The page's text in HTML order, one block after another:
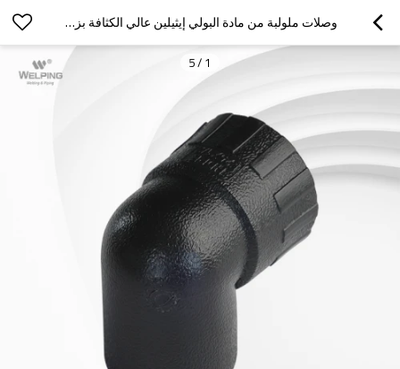
وصلات ملولبة من مادة البولي إيثيلين عالي الكثافة بزاوية 90 درجة لأنابيب المياه
1
/
5